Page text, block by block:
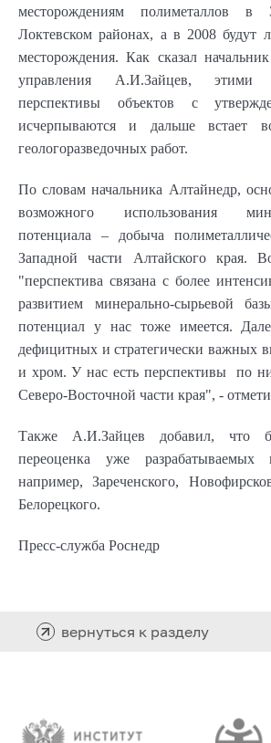
месторождениям полиметаллов в
Локтевском районах, а в 2008 будут
месторождения. Как сказал
управления А.И.Зайцев, этими
перспективы объектов с
исчерпываются и дальше встает
геологоразведочных работ.
По словам начальника Алтайнедр,
возможного использования
потенциала – добыча
Западной части Алтайского края.
"перспектива связана с более
развитием минерально-сырьевой
потенциал у нас тоже имеется.
дефицитных и стратегически важных
и хром. У нас есть перспективы по
Северо-Восточной части края", -
Также А.И.Зайцев добавил, что
переоценка уже разрабатываемых
например, Зареченского,
Белорецкого.
Пресс-служба Роснедр
вернуться к разделу